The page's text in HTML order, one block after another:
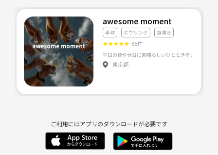
awesome moment
卓球 ボウリング 食事会
★★★★★ 66件
平日の夜や休日に素晴らしいひとときをみんなと
東京都
ご利用にはアプリのダウンロードが必要です